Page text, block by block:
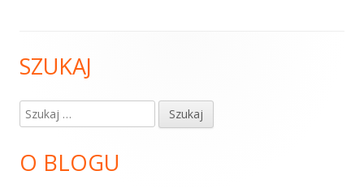
Główny
panel
SZUKAJ
Szukaj:
O BLOGU